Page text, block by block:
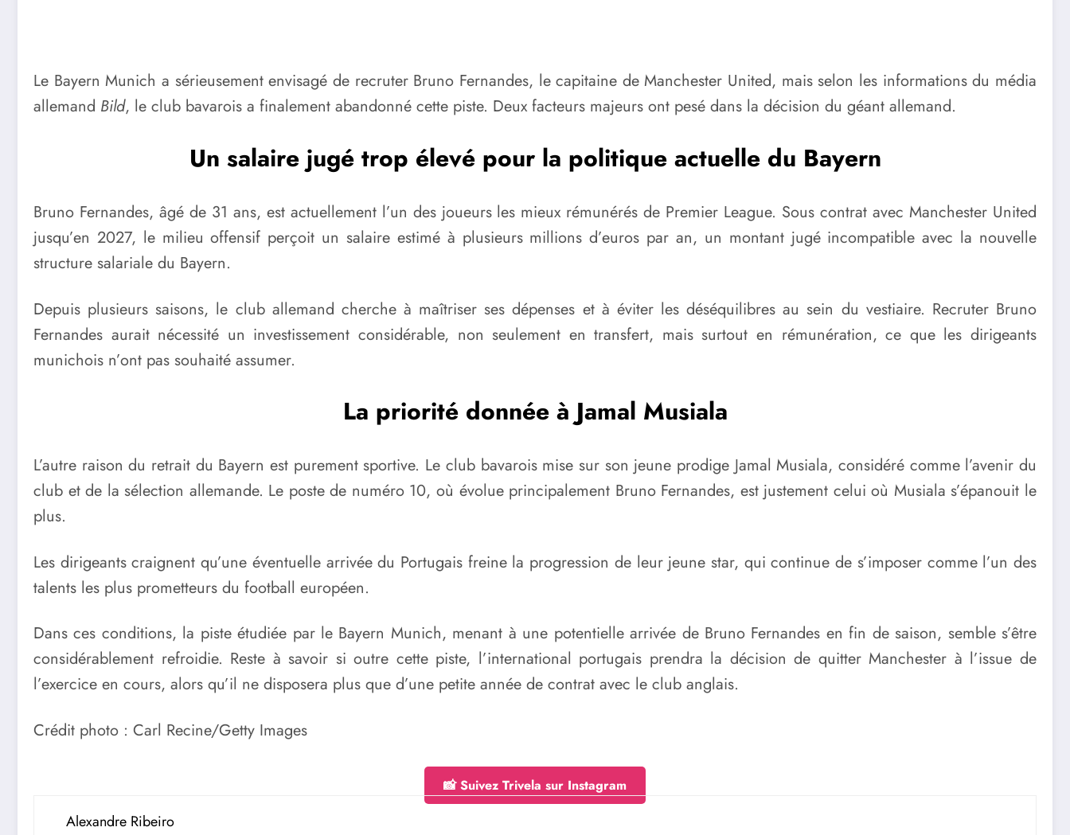
Le Bayern Munich a sérieusement envisagé de recruter Bruno Fernandes, le capitaine de Manchester United, mais selon les informations du média
allemand Bild, le club bavarois a finalement abandonné cette piste. Deux facteurs majeurs ont pesé dans la décision du géant allemand.
Un salaire jugé trop élevé pour la politique actuelle du Bayern
Bruno Fernandes, âgé de 31 ans, est actuellement l’un des joueurs les mieux rémunérés de Premier League. Sous contrat avec Manchester United
jusqu’en 2027, le milieu offensif perçoit un salaire estimé à plusieurs millions d’euros par an, un montant jugé incompatible avec la nouvelle
structure salariale du Bayern.
Depuis plusieurs saisons, le club allemand cherche à maîtriser ses dépenses et à éviter les déséquilibres au sein du vestiaire. Recruter Bruno
Fernandes aurait nécessité un investissement considérable, non seulement en transfert, mais surtout en rémunération, ce que les dirigeants
munichois n’ont pas souhaité assumer.
La priorité donnée à Jamal Musiala
L’autre raison du retrait du Bayern est purement sportive. Le club bavarois mise sur son jeune prodige Jamal Musiala, considéré comme l’avenir du
club et de la sélection allemande. Le poste de numéro 10, où évolue principalement Bruno Fernandes, est justement celui où Musiala s’épanouit le
plus.
Les dirigeants craignent qu’une éventuelle arrivée du Portugais freine la progression de leur jeune star, qui continue de s’imposer comme l’un des
talents les plus prometteurs du football européen.
Dans ces conditions, la piste étudiée par le Bayern Munich, menant à une potentielle arrivée de Bruno Fernandes en fin de saison, semble s’être
considérablement refroidie. Reste à savoir si outre cette piste, l’international portugais prendra la décision de quitter Manchester à l’issue de
l’exercice en cours, alors qu’il ne disposera plus que d’une petite année de contrat avec le club anglais.
Crédit photo : Carl Recine/Getty Images
📸 Suivez Trivela sur Instagram
Alexandre Ribeiro